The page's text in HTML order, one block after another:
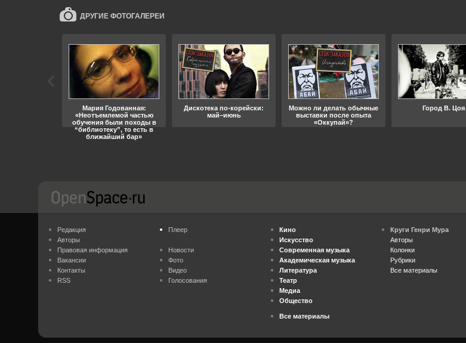
ДРУГИЕ ФОТОГАЛЕРЕИ
Мария Годованная:
«Неотъемлемой частью
обучения были походы в
“библиотеку”, то есть в
ближайший бар»
Дискотека по-корейски:
май–июнь
Можно ли делать обычные
выставки после опыта
«Оккупай»?
Город В. Цоя
Редакция
Авторы
Правовая информация
Вакансии
Контакты
RSS
Плеер
Новости
Фото
Видео
Голосования
Кино
Искусство
Современная музыка
Академическая музыка
Литература
Театр
Медиа
Общество
Все материалы
Круги Генри Мура
Авторы
Колонки
Рубрики
Все материалы